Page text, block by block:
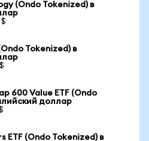
(Ondo Tokenized) в
Tokenized) в
600 Value ETF (Ondo
доллар
ETF (Ondo Tokenized) в